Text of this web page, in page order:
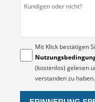
Mit Klick bestätigen
(kostenlos) gelesen
verstanden zu haben.